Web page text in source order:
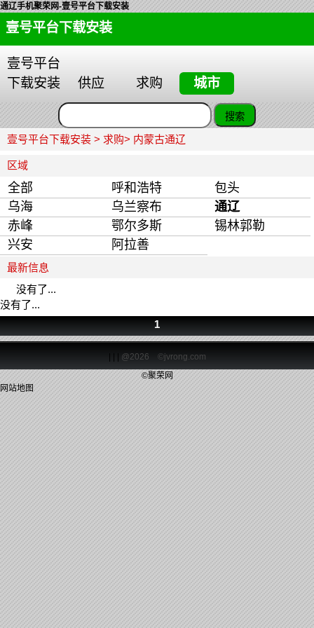
通辽手机聚荣网-壹号平台下载安装
壹号平台下载安装
壹号平台
下载安装
供应 求购 城市
壹号平台下载安装> 求购> 内蒙古通辽
区域
全部 呼和浩特
包头
乌海
乌兰察布
通辽
赤峰
鄂尔多斯
锡林郭勒
兴安
阿拉善
最新信息
没有了...
没有了...
1
@2026 ©jvrong.com
©聚荣网
网站地图